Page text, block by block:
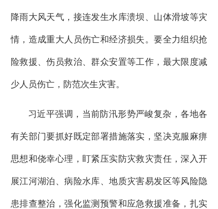
降雨大风天气，接连发生水库溃坝、山体滑坡等灾
情，造成重大人员伤亡和经济损失。要全力组织抢
险救援、伤员救治、群众安置等工作，最大限度减
少人员伤亡，防范次生灾害。
习近平强调，当前防汛形势严峻复杂，各地各
有关部门要抓好既定部署措施落实，坚决克服麻痹
思想和侥幸心理，盯紧压实防灾救灾责任，深入开
展江河湖泊、病险水库、地质灾害易发区等风险隐
患排查整治，强化监测预警和应急救援准备，扎实